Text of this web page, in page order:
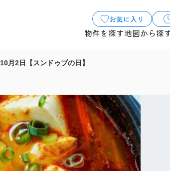
お気に入り
物件を探す地図から探
10月2日【スンドゥブの日】